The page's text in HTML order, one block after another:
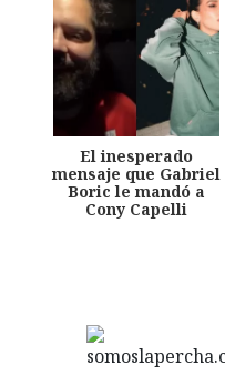
El inesperado
mensaje que Gabriel
Boric le mandó a
Cony Capelli